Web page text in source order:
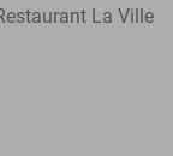
La Ville